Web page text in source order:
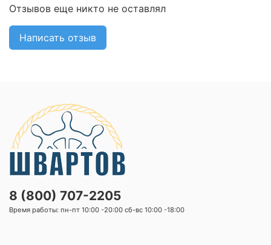
Отзывов еще никто не оставлял
Написать отзыв
8 (800) 707-2205
Время работы: пн-пт 10:00 -20:00 сб-вс 10:00 -18:00